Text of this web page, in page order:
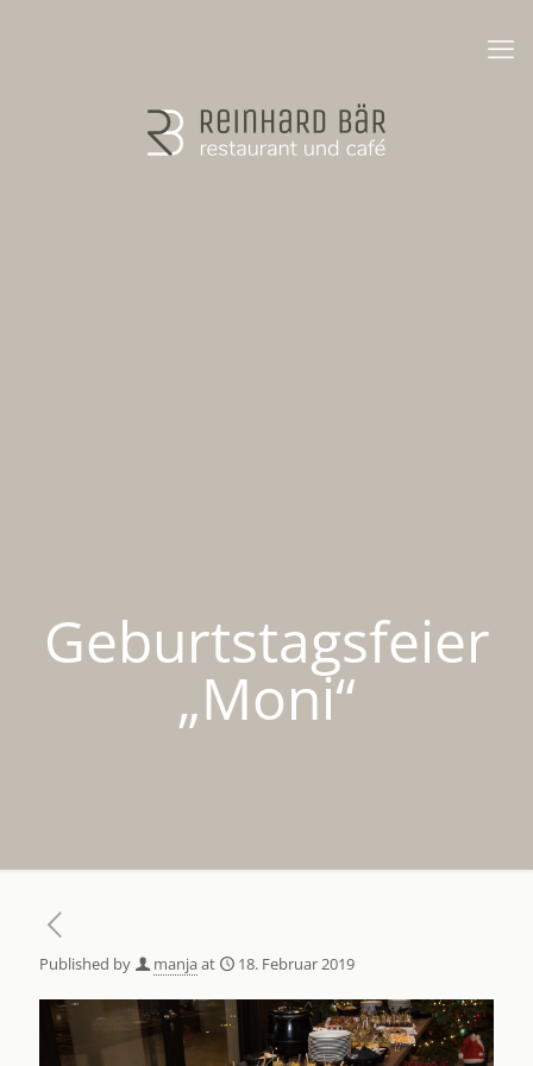
Geburtstagsfeier
„Moni“
Published by manjaat 18. Februar 2019